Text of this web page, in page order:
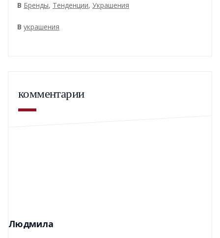
В Бренды, Тенденции, Украшения
В украшения
комментарии
Людмила